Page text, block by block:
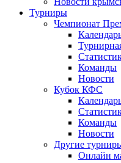
Турниры
Чемпионат
Команды
Новости
Кубок КФС
Команды
Новости
Другие
Онлайн